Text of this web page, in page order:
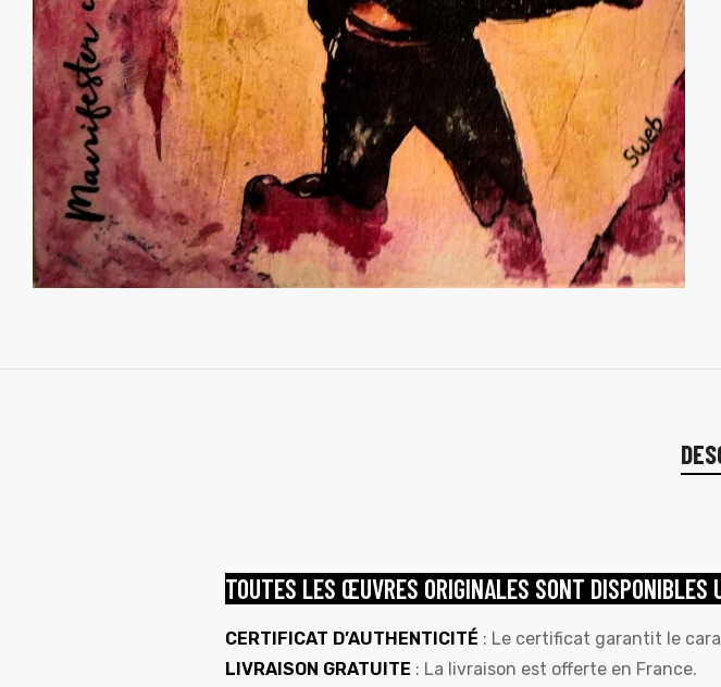
TOUTES LES ŒUVRES ORIGINALES SONT DISPONIBLES
CERTIFICAT D’AUTHENTICITÉ : Le certificat garantit le
LIVRAISON GRATUITE : La livraison est offerte en France.